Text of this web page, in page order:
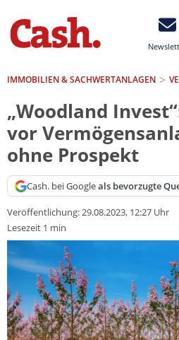
IMMOBILIEN & SACHWERTANLAGEN
„Woodland
vor
ohne Prospekt
Cash. bei Googleals bevorzugte
Veröffentlichung:29.08.2023, 12:27 Uhr
Lesezeit 1 min